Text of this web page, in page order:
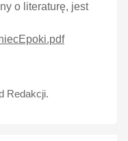
o literaturę, jest
Redakcji.